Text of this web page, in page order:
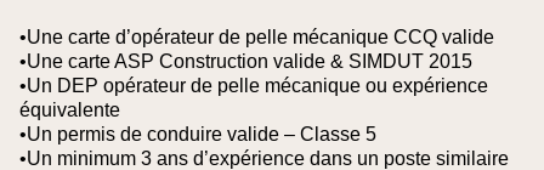
•Une carte d’opérateur de pelle mécanique CCQ valide
•Une carte ASP Construction valide & SIMDUT 2015
•Un DEP opérateur de pelle mécanique ou expérience
équivalente
•Un permis de conduire valide – Classe 5
•Un minimum 3 ans d’expérience dans un poste similaire